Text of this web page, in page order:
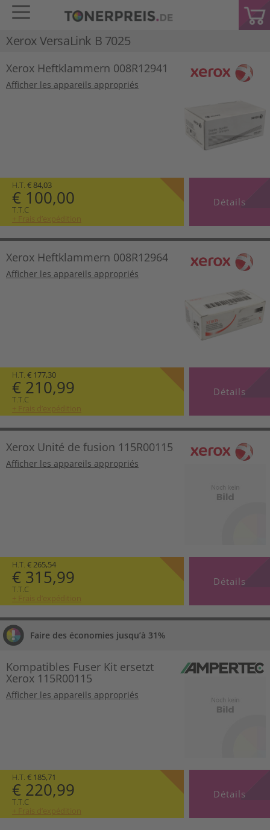
Xerox VersaLink B 7025
Xerox Heftklammern 008R12941
Afficher les appareils appropriés
H.T. € 84,03
€ 100,00
T.T.C
+ Frais d’expédition
Détails
Xerox Heftklammern 008R12964
Afficher les appareils appropriés
H.T. € 177,30
€ 210,99
T.T.C
+ Frais d’expédition
Détails
Xerox Unité de fusion 115R00115
Afficher les appareils appropriés
H.T. € 265,54
€ 315,99
T.T.C
+ Frais d’expédition
Détails
Faire des économies jusqu’à 31%
Kompatibles Fuser Kit ersetzt
Xerox 115R00115
Afficher les appareils appropriés
H.T. € 185,71
€ 220,99
T.T.C
+ Frais d’expédition
Détails